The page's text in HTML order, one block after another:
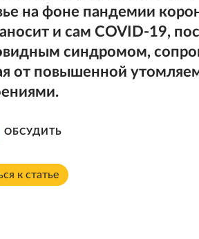
на фоне пандемии
и сам COVID-19,
синдромом,
от повышенной
ОБСУДИТЬ
к статье